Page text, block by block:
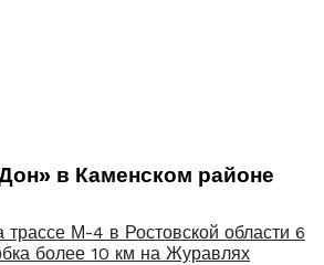
трассе М-4 в Ростовской области 6
более 10 км на Журавлях
в Каменском районе